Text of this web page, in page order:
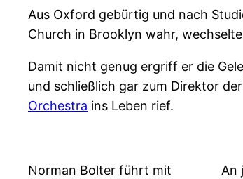
Aus Oxford gebürtig und nach
Church in Brooklyn wahr,
Damit nicht genug ergriff er die
und schließlich gar zum Direktor
Orchestra ins Leben rief.
Norman Bolter führt mit
An